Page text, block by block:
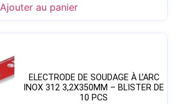
Ajouter au panier
ELECTRODE DE SOUDAGE À L’ARC
INOX 312 3,2X350MM – BLISTER DE
10 PCS